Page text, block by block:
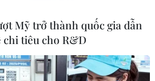
TIẾN DUẨN
NGUYỄN THỊ TÁM, KHÚC THANH
Quy định sử dụng
Mỹ trở thành quốc gia dẫn
chi tiêu cho R&D